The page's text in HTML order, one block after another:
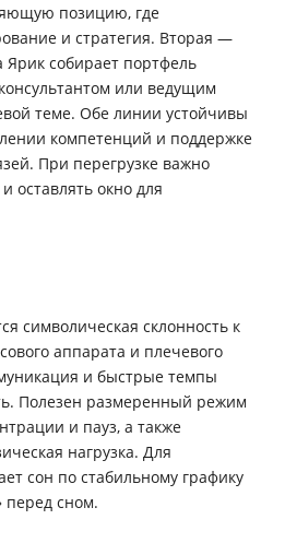
позицию, где
и стратегия. Вторая —
Ярик собирает портфель
или ведущим
теме. Обе линии устойчивы
компетенций и поддержке
При перегрузке важно
оставлять окно для
символическая склонность к
аппарата и плечевого
и быстрые темпы
Полезен размеренный режим
и пауз, а также
нагрузка. Для
сон по стабильному графику
перед сном.